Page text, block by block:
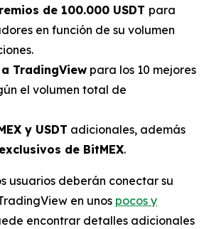
de 100.000 USDT para
en función de su volumen
TradingView para los 10 mejores
el volumen total de
y USDT adicionales, además
de BitMEX.
usuarios deberán conectar su
en unos pocos y
encontrar detalles adicionales